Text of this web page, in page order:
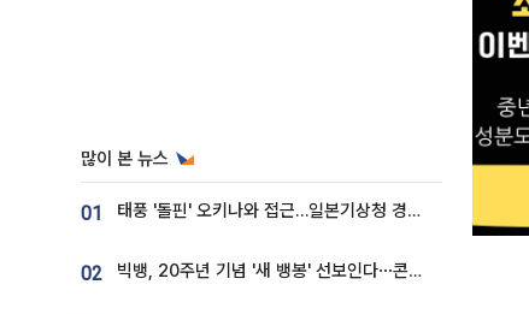
많이 본 뉴스
01 태풍 '돌핀' 오키나와 접근…일본기상청 경로 업데이트
02 빅뱅, 20주년 기념 '새 뱅봉' 선보인다⋯콘서트 앞두고 팝업 개최